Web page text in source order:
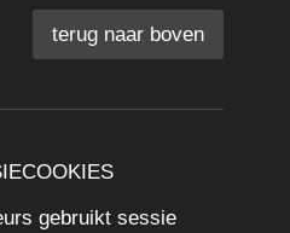
terug naar boven
gebruikt sessie